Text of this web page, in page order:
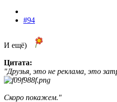
#94
И ещё)
Цитата:
"Друзья, это не реклама, это
Скоро покажем."